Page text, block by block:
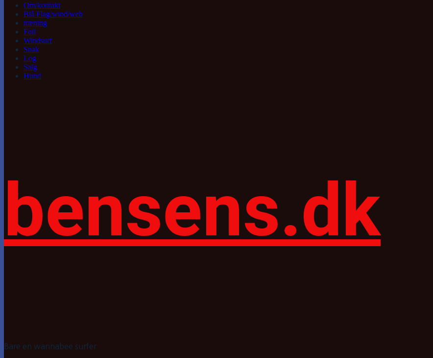
Om/kontakt
Blå Flag/wind/web
træning
Foil
Windsurf
Snak
Log
Salg
Hund
bensens.dk
Bare en wannabee surfer